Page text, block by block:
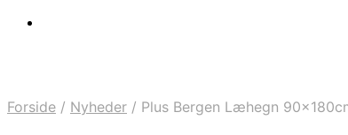
Forside / Nyheder / Plus Bergen Læhegn